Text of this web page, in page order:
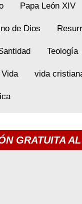
Papa León XIV
de Dios
Teología
Vida vida
GRATUITA